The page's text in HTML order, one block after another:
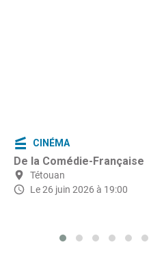
CINÉMA
De la Comédie-Française
Tétouan
Le 26 juin 2026 à 19:00